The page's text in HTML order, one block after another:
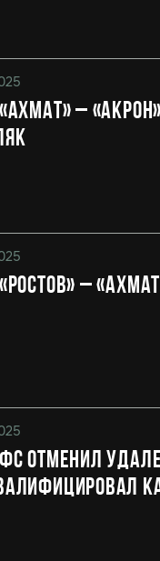
–
–
отменил